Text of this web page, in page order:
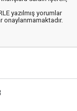
yazılmış yorumlar
onaylanmamaktadır.